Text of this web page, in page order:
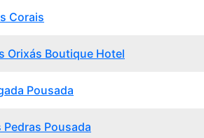
Corais
Orixás Boutique Hotel
Pousada
Pedras Pousada